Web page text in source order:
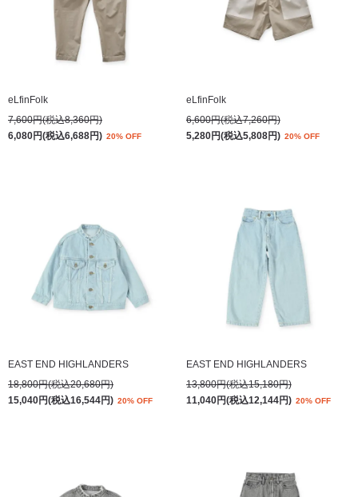
eLfinFolk
7,600円(税込8,360円)
6,080円(税込6,688円) 20% OFF
eLfinFolk
6,600円(税込7,260円)
5,280円(税込5,808円) 20% OFF
EAST END HIGHLANDERS
18,800円(税込20,680円)
15,040円(税込16,544円) 20% OFF
EAST END HIGHLANDERS
13,800円(税込15,180円)
11,040円(税込12,144円) 20% OFF